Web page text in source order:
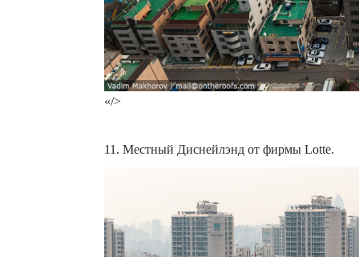
«/>
11. Местный Диснейлэнд от фирмы Lotte.